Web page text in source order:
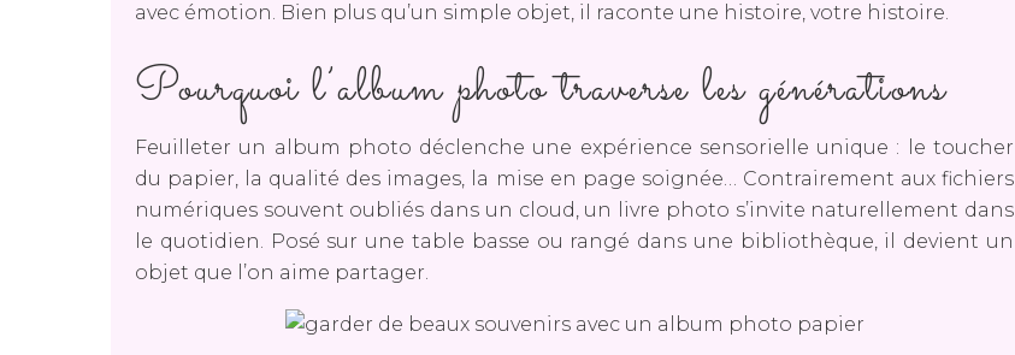
avec émotion. Bien plus qu’un simple objet, il raconte une histoire, votre histoire.
Pourquoi l’album photo traverse les générations
Feuilleter un album photo déclenche une expérience sensorielle unique : le toucher
du papier, la qualité des images, la mise en page soignée… Contrairement aux fichiers
numériques souvent oubliés dans un cloud, un livre photo s’invite naturellement dans
le quotidien. Posé sur une table basse ou rangé dans une bibliothèque, il devient un
objet que l’on aime partager.